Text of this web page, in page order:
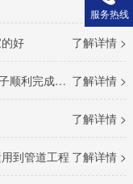
了解详情 >
好
了解详情 >
完成吊装
了解详情 >
了解详情 >
到管道工程
服务热线